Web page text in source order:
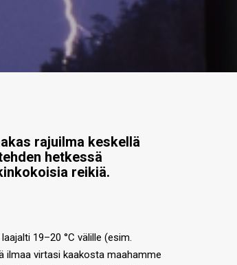
rajuilma keskellä
hetkessä
reikiä.
19–20 °C välille (esim.
ilmaa virtasi kaakosta maahamme